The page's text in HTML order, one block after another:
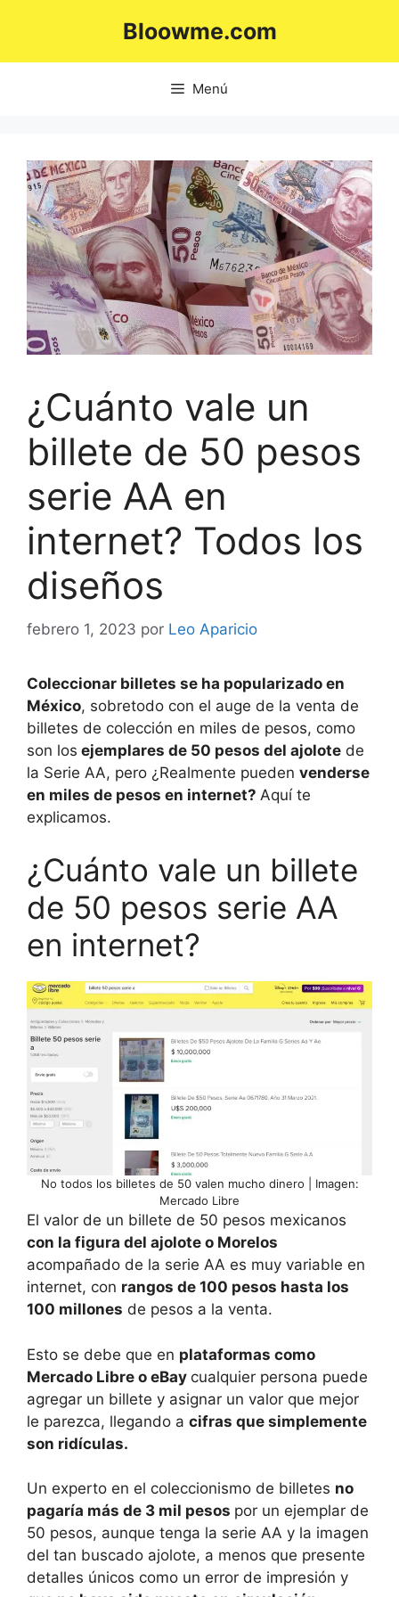
Bloowme.com
Menú
¿Cuánto vale un
billete de 50 pesos
serie AA en
internet? Todos los
diseños
febrero 1, 2023 por Leo Aparicio
Coleccionar billetes se ha popularizado en
México, sobretodo con el auge de la venta de
billetes de colección en miles de pesos, como
son los ejemplares de 50 pesos del ajolote de
la Serie AA, pero ¿Realmente pueden venderse
en miles de pesos en internet? Aquí te
explicamos.
¿Cuánto vale un billete
de 50 pesos serie AA
en internet?
No todos los billetes de 50 valen mucho dinero | Imagen:
Mercado Libre
El valor de un billete de 50 pesos mexicanos
con la figura del ajolote o Morelos
acompañado de la serie AA es muy variable en
internet, con rangos de 100 pesos hasta los
100 millones de pesos a la venta.
Esto se debe que en plataformas como
Mercado Libre o eBay cualquier persona puede
agregar un billete y asignar un valor que mejor
le parezca, llegando a cifras que simplemente
son ridículas.
Un experto en el coleccionismo de billetes no
pagaría más de 3 mil pesos por un ejemplar de
50 pesos, aunque tenga la serie AA y la imagen
del tan buscado ajolote, a menos que presente
detalles únicos como un error de impresión y